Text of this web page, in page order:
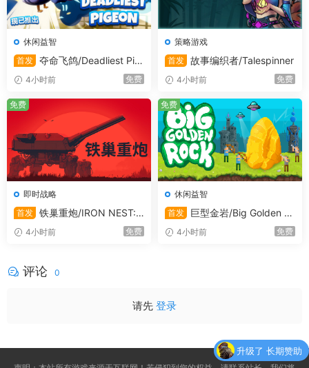
成人内容描述
开发者对内容描述如下：
Gratuitously unnecessary cartoon violence and gallons
休闲益智
首发 夺命飞鸽/Deadliest Pig
eon4小时前 免费
策略游戏
首发 故事编织者/Talespinner
4小时前 免费
即时战略
首发 铁巢重炮/IRON NEST:
Heavy Turret Simulator
4小时前 免费
免费
休闲益智
首发
巨型金岩/Big Golden R
ock4小时前 免费
免费
评论 0
请先 登录
升级了 长期赞助